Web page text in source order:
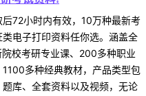
后72小时内有效，10万种最新考
电子打印资料任你选。涵盖全
校考研专业课、200多种职业
多种经典教材，产品类型包
库、全套资料以及视频，无论